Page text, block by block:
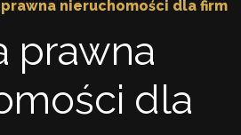
prawna nieruchomości dla firm
prawna
dla